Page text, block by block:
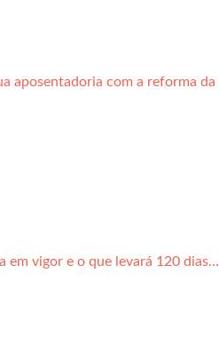
aposentadoria com a reforma
em vigor e o que levará 120 dias…